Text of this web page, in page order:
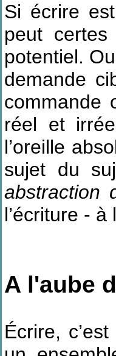
Si écrire
peut
potentiel.
demande
commande
réel et
l’oreille
sujet du
abstraction
l’écriture -
A l'aube
Écrire,